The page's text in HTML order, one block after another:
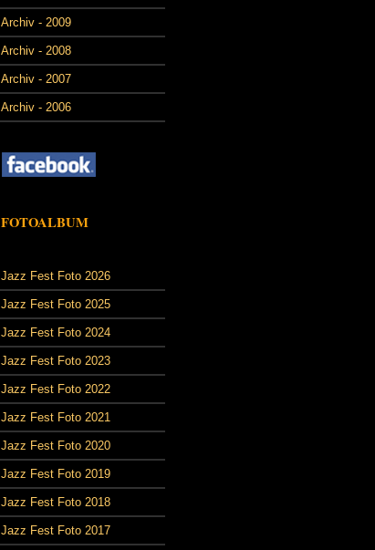
Archiv - 2009
Archiv - 2008
Archiv - 2007
Archiv - 2006
FOTOALBUM
Jazz Fest Foto 2026
Jazz Fest Foto 2025
Jazz Fest Foto 2024
Jazz Fest Foto 2023
Jazz Fest Foto 2022
Jazz Fest Foto 2021
Jazz Fest Foto 2020
Jazz Fest Foto 2019
Jazz Fest Foto 2018
Jazz Fest Foto 2017